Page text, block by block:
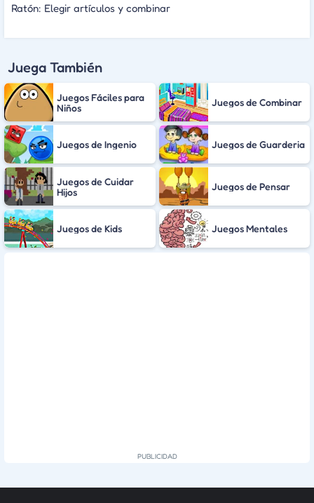
Ratón: Elegir artículos y combinar
Juega También
Juegos Fáciles para
Niños
Juegos de Combinar
Juegos de Ingenio Juegos de Guarderia
Juegos de Cuidar
Hijos
Juegos de Pensar
Juegos de Kids Juegos Mentales